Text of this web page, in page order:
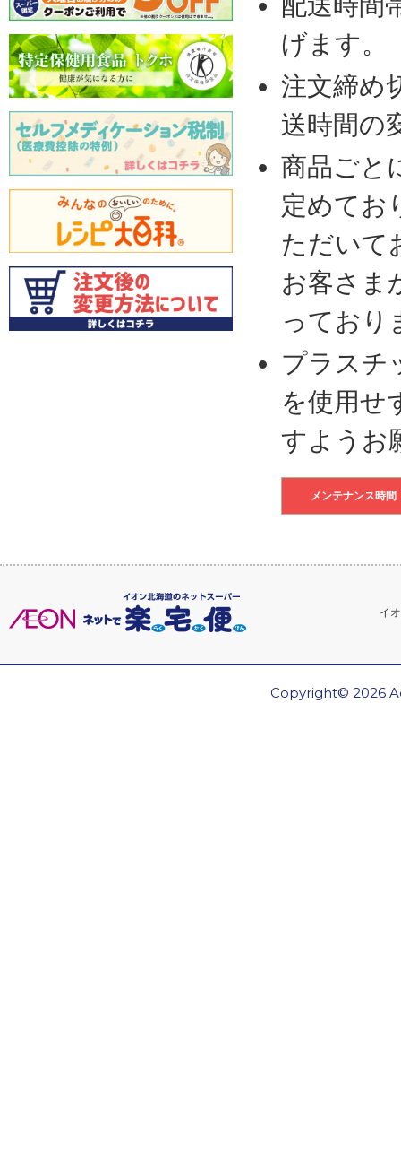
げます。
注文締め
送時間の
商品ごと
定めてお
ただいて
お客さま
っており
プラスチ
を使用せ
すようお
メンテナンス時間
イ
Copyright© 2026